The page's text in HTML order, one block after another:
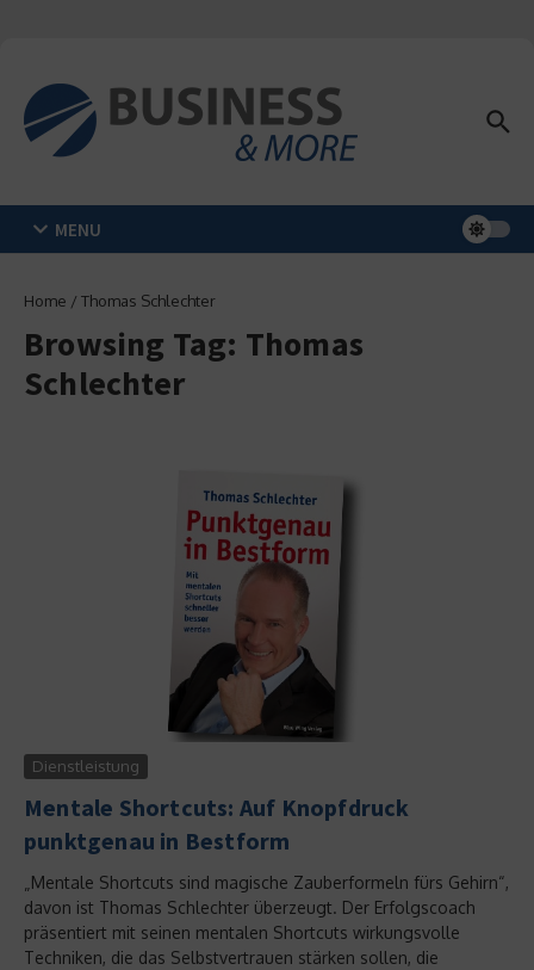
MENU
Home / Thomas Schlechter
Browsing Tag: Thomas
Schlechter
Dienstleistung
Mentale Shortcuts: Auf Knopfdruck
punktgenau in Bestform
„Mentale Shortcuts sind magische Zauberformeln fürs Gehirn“,
davon ist Thomas Schlechter überzeugt. Der Erfolgscoach
präsentiert mit seinen mentalen Shortcuts wirkungsvolle
Techniken, die das Selbstvertrauen stärken sollen, die